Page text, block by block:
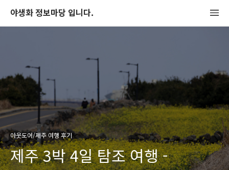
야생화 정보마당 입니다.
아웃도어/제주 여행 후기
제주 3박 4일 탐조 여행 -